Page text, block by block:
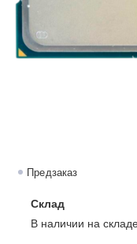
Предзаказ
Склад
В наличии на